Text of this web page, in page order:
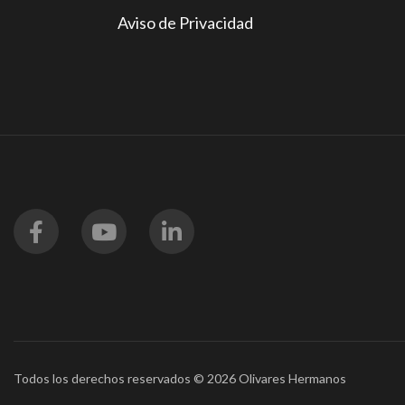
Aviso de Privacidad
Todos los derechos reservados © 2026 Olivares Hermanos